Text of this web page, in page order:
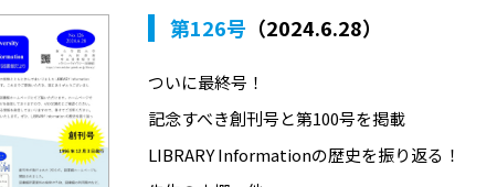
第126号 （2024.6.28）
ついに最終号！
記念すべき創刊号と第100号を掲載
LIBRARY Informationの歴史を振り返る！